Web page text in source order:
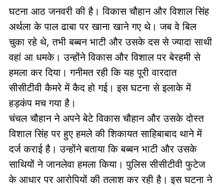
घटना आठ जनवरी की है। विकास चौहान और विशाल सिंह
अर्थला के पाल ढाबा पर खाना खाने गए थे। जब वे बिल
चुका रहे थे, तभी बब्बन भाटी और उसके दस से ज्यादा साथी
वहां आ धमके। उन्होंने विकास और विशाल पर बेरहमी से
हमला कर दिया। गनीमत रही कि यह पूरी वारदात
सीसीटीवी कैमरे में कैद हो गई। इस घटना से इलाके में
हड़कंप मच गया है।
चंचल चौहान ने अपने बेटे विकास चौहान और उसके दोस्त
विशाल सिंह पर हुए हमले की शिकायत साहिबाबाद थाने में
दर्ज कराई है। उन्होंने बताया कि बब्बन भाटी और उसके
साथियों ने जानलेवा हमला किया। पुलिस सीसीटीवी फुटेज
के आधार पर आरोपियों की तलाश कर रही है। इस घटना ने